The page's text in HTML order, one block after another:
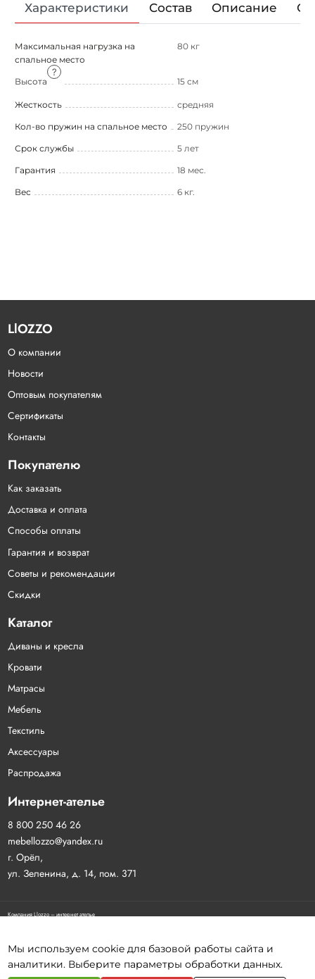
Характеристики Состав Описание
Максимальная нагрузка на
спальное место
80 кг
Высота 15 см
Жесткость средняя
Кол-во пружин на спальное место 250 пружин
Срок службы 5 лет
Гарантия 18 мес.
Вес 6 кг.
LlOZZO
О компании
Новости
Оптовым покупателям
Сертификаты
Контакты
Покупателю
Как заказать
Доставка и оплата
Способы оплаты
Гарантия и возврат
Советы и рекомендации
Скидки
Каталог
Диваны и кресла
Кровати
Матрасы
Мебель
Текстиль
Аксессуары
Распродажа
Интернет-ателье
8 800 250 46 26
mebellozzo@yandex.ru
г. Орёл,
ул. Зеленина, д. 14, пом. 371
Компания Llozzo – интернет ателье
Согласие на обработку персональных данных
Разработка сайта:Инфо-Сити
Мы используем cookie для базовой работы сайта и
аналитики. Выберите параметры обработки данных.